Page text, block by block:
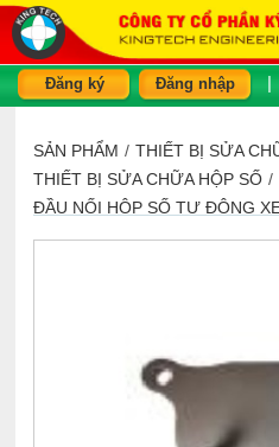
Đăng ký Đăng nhập
SẢN PHẨM / THIẾT BỊ SỬA
THIẾT BỊ SỬA CHỮA HỘP SỐ /
ĐẦU NỐI HỘP SỐ TỰ ĐỘNG